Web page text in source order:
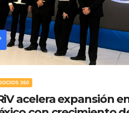
360
acelera expansión